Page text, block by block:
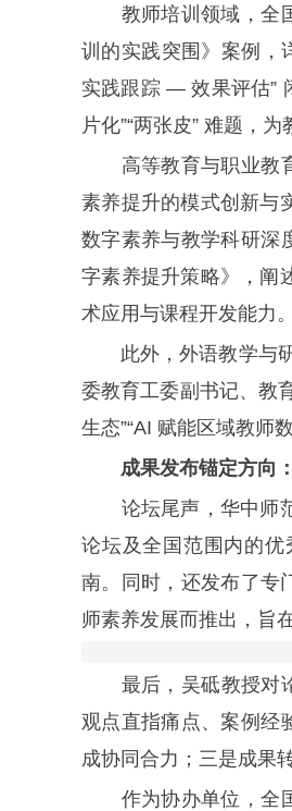
教师培训领域，全国
训的实践突围》案例，
实践跟踪 — 效果评估”
片化”“两张皮” 难题，
高等教育与职业教育
素养提升的模式创新与
数字素养与教学科研深
字素养提升策略》，阐
术应用与课程开发能力。
此外，外语教学与研
委教育工委副书记、教
生态”“AI 赋能区域教师
成果发布锚定方向
论坛尾声，华中师范
论坛及全国范围内的
南。同时，还发布了专
师素养发展而推出，旨
最后，吴砥教授对论
观点直指痛点、案例经
成协同合力；三是成果
作为协办单位，全国